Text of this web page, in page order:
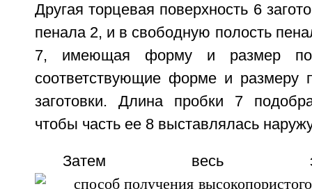
Другая торцевая поверхность 6
пенала 2, и в свободную полость
7, имеющая форму и размер
соответствующие форме и размеру
заготовки. Длина пробки 7
чтобы часть ее 8 выставлялась
Затем весь